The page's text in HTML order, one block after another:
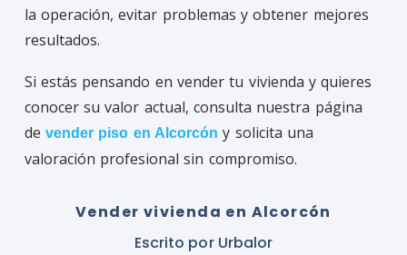
la operación, evitar problemas y obtener mejores
resultados.
Si estás pensando en vender tu vivienda y quieres
conocer su valor actual, consulta nuestra página
devender piso en Alcorcón y solicita una
valoración profesional sin compromiso.
Vender vivienda en Alcorcón
Escrito porUrbalor